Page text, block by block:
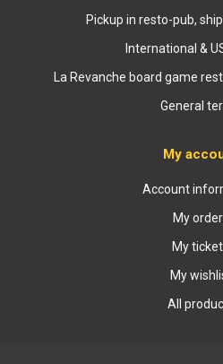
Pickup in resto-pub,
International &
La Revanche board game
General
My
Account
My
My
My
All